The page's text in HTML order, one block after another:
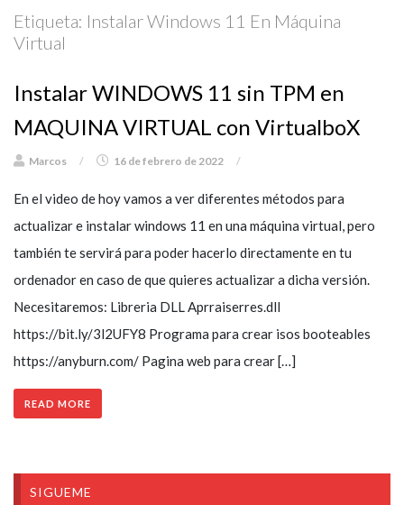
Etiqueta: Instalar Windows 11 En Máquina
Virtual
Instalar WINDOWS 11 sin TPM en
MAQUINA VIRTUAL con VirtualboX
Marcos / 16 de febrero de 2022 /
En el video de hoy vamos a ver diferentes métodos para
actualizar e instalar windows 11 en una máquina virtual, pero
también te servirá para poder hacerlo directamente en tu
ordenador en caso de que quieres actualizar a dicha versión.
Necesitaremos: Libreria DLL Aprraiserres.dll
https://bit.ly/3l2UFY8 Programa para crear isos booteables
https://anyburn.com/ Pagina web para crear […]
READ MORE
SIGUEME